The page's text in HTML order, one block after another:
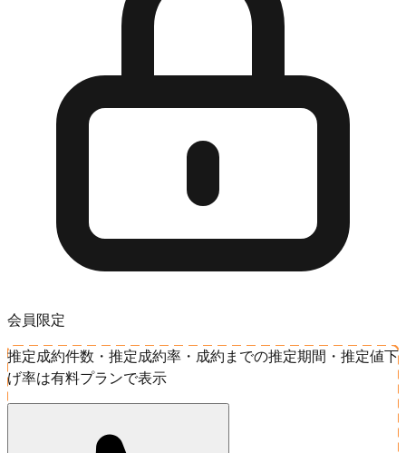
会員限定
推定成約件数・推定成約率・成約までの推定期間・推定値下
げ率は有料プランで表示